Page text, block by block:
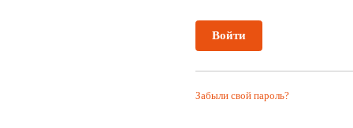
Забыли свой пароль?